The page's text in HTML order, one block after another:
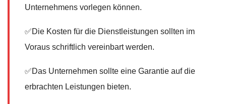
Unternehmens vorlegen können.
✅Die Kosten für die Dienstleistungen sollten im
Voraus schriftlich vereinbart werden.
✅Das Unternehmen sollte eine Garantie auf die
erbrachten Leistungen bieten.